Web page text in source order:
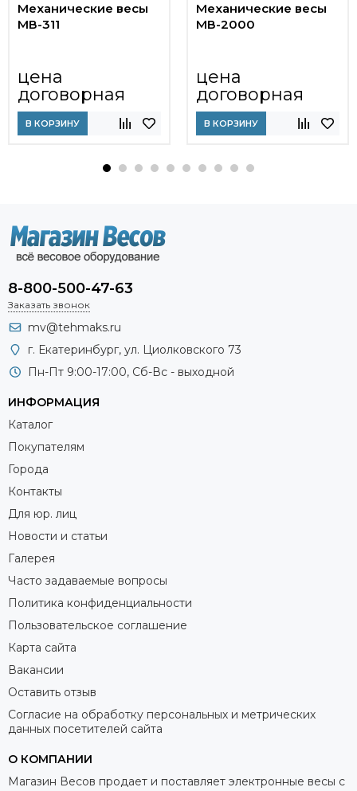
Механические весы
МВ-311
цена
договорная
В КОРЗИНУ
Механические весы
МВ-2000
цена
договорная
В КОРЗИНУ
8-800-500-47-63
Заказать звонок
mv@tehmaks.ru
г. Екатеринбург, ул. Циолковского 73
Пн-Пт 9:00-17:00, Сб-Вс - выходной
ИНФОРМАЦИЯ
Каталог
Покупателям
Города
Контакты
Для юр. лиц
Новости и статьи
Галерея
Часто задаваемые вопросы
Политика конфиденциальности
Пользовательское соглашение
Карта сайта
Вакансии
Оставить отзыв
Согласие на обработку персональных и метрических
данных посетителей сайта
О КОМПАНИИ
Магазин Весов продает и поставляет электронные весы с